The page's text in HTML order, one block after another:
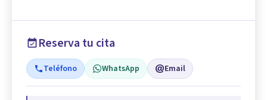
Reserva tu cita
Teléfono WhatsApp Email